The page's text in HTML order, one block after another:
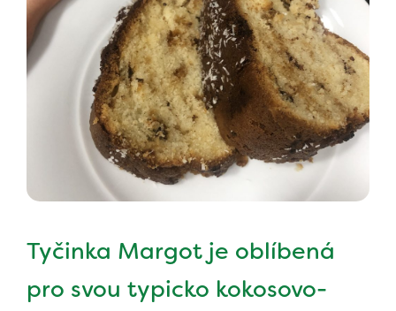
Tyčinka Margot je oblíbená
pro svou typicko kokosovo-